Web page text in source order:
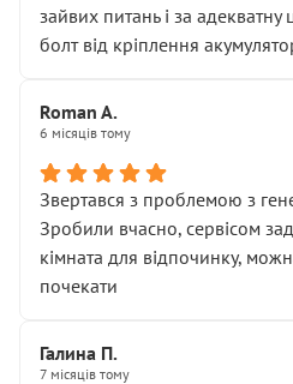
зайвих питань і за адекватну
болт від кріплення
Roman A.
6 місяців тому
Звертався з проблемою з
Зробили вчасно, сервісом
кімната для відпочинку,
почекати
Галина П.
7 місяців тому